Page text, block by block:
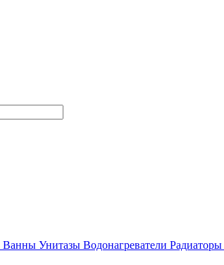
Ванны Унитазы Водонагреватели Радиаторы